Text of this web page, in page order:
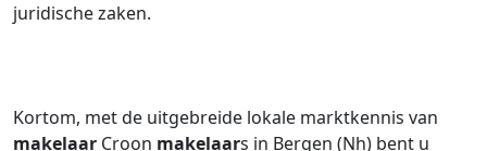
juridische zaken.
Kortom, met de uitgebreide lokale marktkennis van
makelaar Croon makelaars in Bergen (Nh) bent u